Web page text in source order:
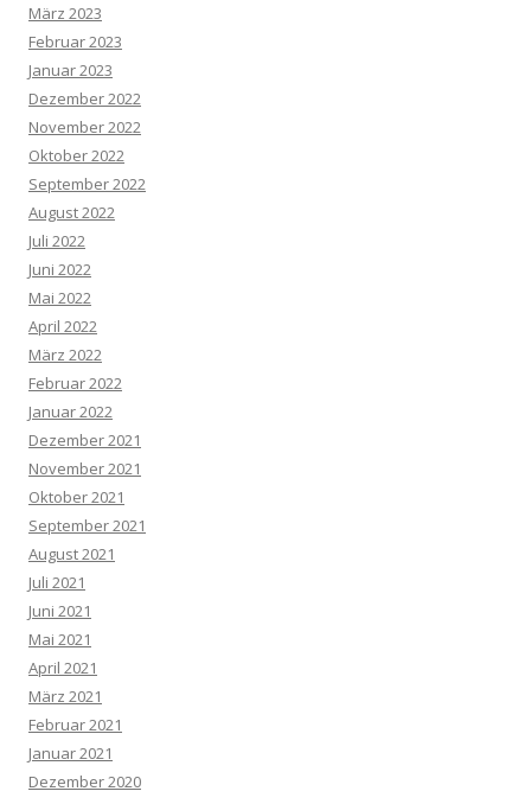
März 2023
Februar 2023
Januar 2023
Dezember 2022
November 2022
Oktober 2022
September 2022
August 2022
Juli 2022
Juni 2022
Mai 2022
April 2022
März 2022
Februar 2022
Januar 2022
Dezember 2021
November 2021
Oktober 2021
September 2021
August 2021
Juli 2021
Juni 2021
Mai 2021
April 2021
März 2021
Februar 2021
Januar 2021
Dezember 2020